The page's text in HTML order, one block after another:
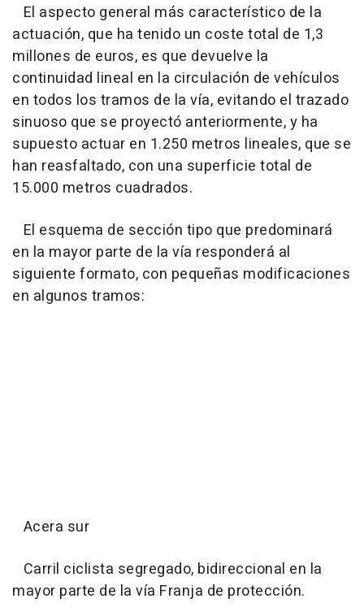
El aspecto general más característico de la
actuación, que ha tenido un coste total de 1,3
millones de euros, es que devuelve la
continuidad lineal en la circulación de vehículos
en todos los tramos de la vía, evitando el trazado
sinuoso que se proyectó anteriormente, y ha
supuesto actuar en 1.250 metros lineales, que se
han reasfaltado, con una superficie total de
15.000 metros cuadrados.
El esquema de sección tipo que predominará
en la mayor parte de la vía responderá al
siguiente formato, con pequeñas modificaciones
en algunos tramos:
Acera sur
Carril ciclista segregado, bidireccional en la
mayor parte de la vía Franja de protección.